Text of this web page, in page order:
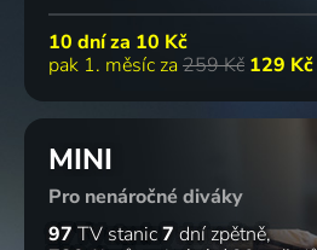
10 dní za 10 Kč
pak 1. měsíc za 259 Kč 129 Kč
MINI
Pro nenáročné diváky
97 TV stanic7 dní zpětně